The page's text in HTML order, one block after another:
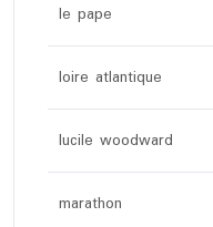
le pape
loire atlantique
lucile woodward
marathon